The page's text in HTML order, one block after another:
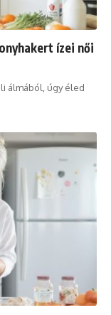
ízei női
álmából, úgy éled